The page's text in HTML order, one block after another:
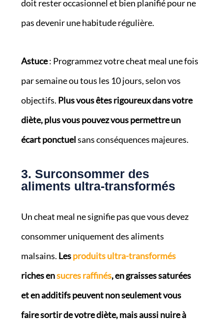
doit rester occasionnel et bien planifié pour ne
pas devenir une habitude régulière.
Astuce: Programmez votre cheat meal une fois
par semaine ou tous les 10 jours, selon vos
objectifs. Plus vous êtes rigoureux dans votre
diète, plus vous pouvez vous permettre un
écart ponctuelsans conséquences majeures.
3. Surconsommer des
aliments ultra-transformés
Un cheat meal ne signifie pas que vous devez
consommer uniquement des aliments
malsains. Lesproduits ultra-transformés
riches ensucres raffinés, en graisses saturées
et en additifs peuvent non seulement vous
faire sortir de votre diète, mais aussi nuire à